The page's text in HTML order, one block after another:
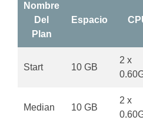
Nombre
Del
Plan
Espacio
Start 10 GB
2 x
Median 10 GB
2 x